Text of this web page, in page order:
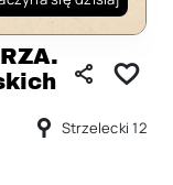
Strzelecki 12